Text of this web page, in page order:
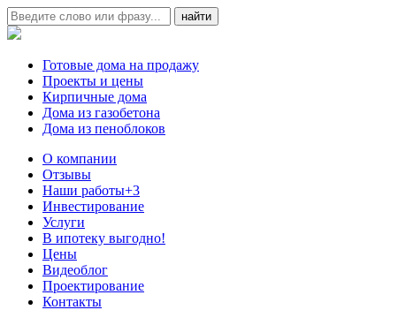
Готовые дома на продажу
Проекты и цены
Кирпичные дома
Дома из газобетона
Дома из пеноблоков
О компании
Отзывы
Наши работы+3
Инвестирование
Услуги
В ипотеку выгодно!
Цены
Видеоблог
Проектирование
Контакты